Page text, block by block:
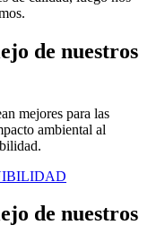
de nuestros
mejores para las
ambiental al
de nuestros